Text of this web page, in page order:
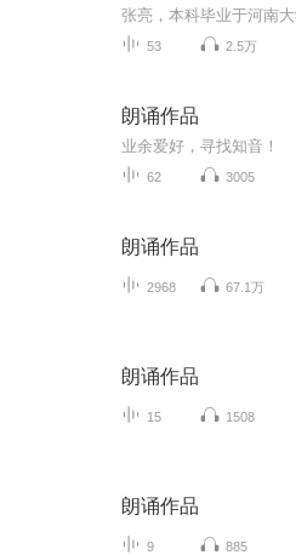
53 2.5万
朗诵作品
业余爱好，寻找知音！
62 3005
朗诵作品
2968 67.1万
朗诵作品
15 1508
朗诵作品
9 885